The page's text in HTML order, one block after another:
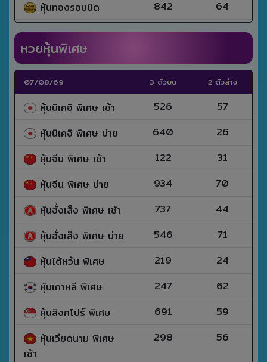
หุ้นทองรอบปิด 842 64
หวยหุ้นพิเศษ
07/08/69 3 ตัวบน 2 ตัวล่าง
หุ้นนิเคอิ พิเศษ เช้า 526
57
หุ้นนิเคอิ พิเศษ บ่าย
640
26
หุ้นจีน พิเศษ เช้า
122
31
หุ้นจีน พิเศษ บ่าย
934
70
หุ้นฮั่งเส็ง พิเศษ เช้า
737
44
หุ้นฮั่งเส็ง พิเศษ บ่าย
546
71
หุ้นไต้หวัน พิเศษ
219
24
หุ้นเกาหลี พิเศษ
247
62
หุ้นสิงคโปร์ พิเศษ
691
59
หุ้นเวียดนาม พิเศษ
เช้า
298 56